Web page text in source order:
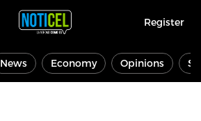
Register
News Economy Opinions